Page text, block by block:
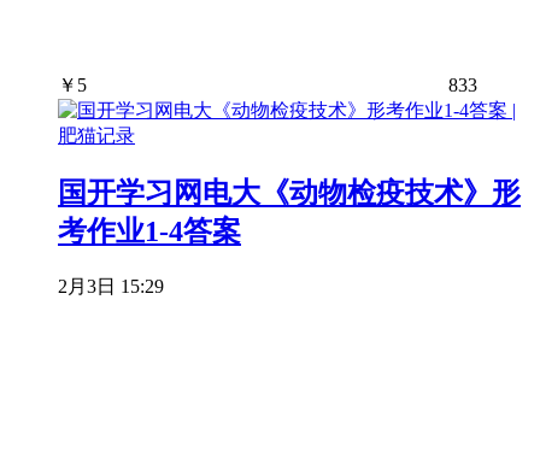
￥ 5 833
国开学习网电大《动物检疫技术》形
考作业1-4答案
2月3日 15:29